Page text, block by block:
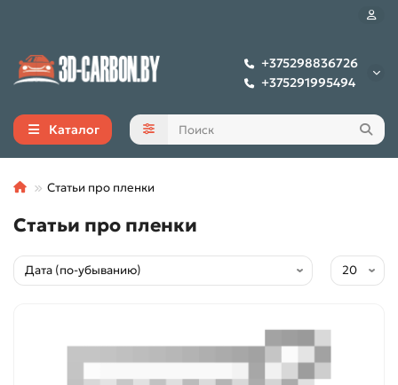
+375298836726
+375291995494
Каталог
Статьи про пленки
Статьи про пленки